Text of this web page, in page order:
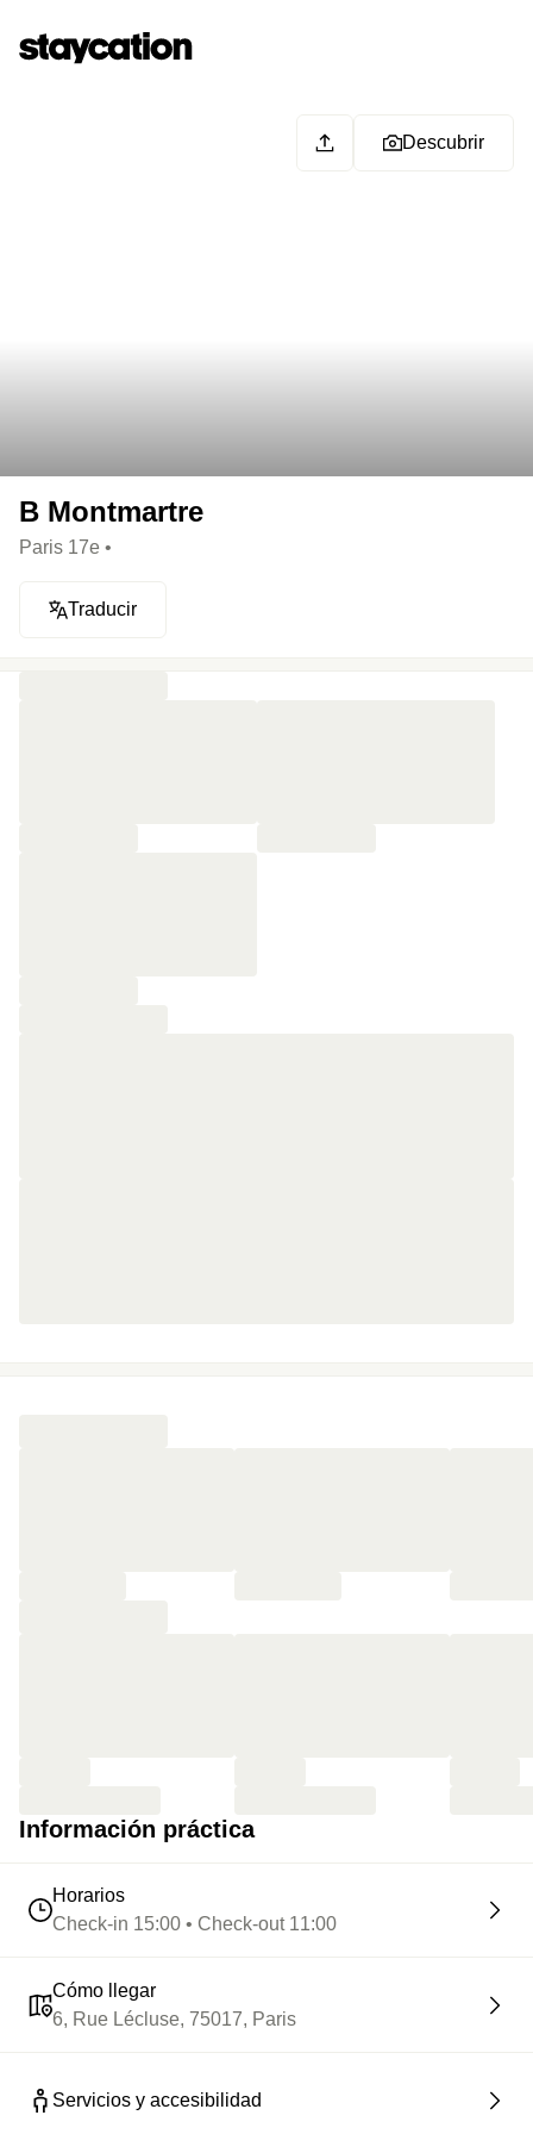
Descubrir
B Montmartre
Paris 17e •
Traducir
Información práctica
Horarios
Check-in 15:00 • Check-out 11:00
Cómo llegar
6, Rue Lécluse, 75017, Paris
Servicios y accesibilidad